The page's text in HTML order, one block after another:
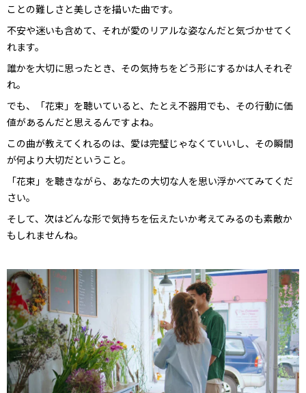
ことの難しさと美しさを描いた曲です。
不安や迷いも含めて、それが愛のリアルな姿なんだと気づかせてく
れます。
誰かを大切に思ったとき、その気持ちをどう形にするかは人それぞ
れ。
でも、「花束」を聴いていると、たとえ不器用でも、その行動に価
値があるんだと思えるんですよね。
この曲が教えてくれるのは、愛は完璧じゃなくていいし、その瞬間
が何より大切だということ。
「花束」を聴きながら、あなたの大切な人を思い浮かべてみてくだ
さい。
そして、次はどんな形で気持ちを伝えたいか考えてみるのも素敵か
もしれませんね。